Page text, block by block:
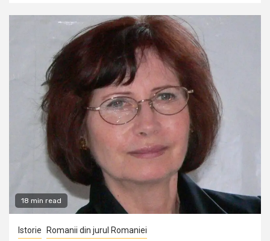
18 min read
Istorie Romanii din jurul Romaniei